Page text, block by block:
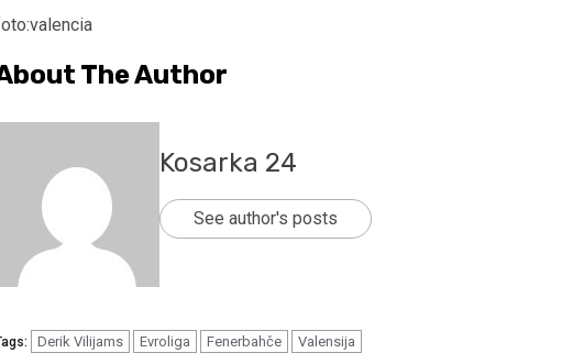
The Author
Kosarka 24
See author's posts
Derik Vilijams Evroliga Fenerbahče Valensija